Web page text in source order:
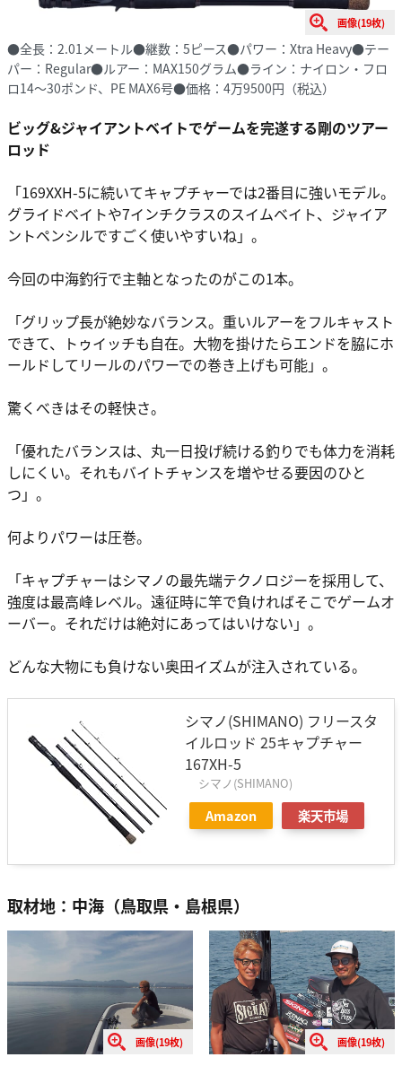
画像(19枚)
●全長：2.01メートル●継数：5ピース●パワー：Xtra Heavy●テー
パー：Regular●ルアー：MAX150グラム●ライン：ナイロン・フロ
ロ14〜30ポンド、PE MAX6号●価格：4万9500円（税込）
ビッグ&ジャイアントベイトでゲームを完遂する剛のツアー
ロッド
「169XXH-5に続いてキャプチャーでは2番目に強いモデル。
グライドベイトや7インチクラスのスイムベイト、ジャイア
ントペンシルですごく使いやすいね」。
今回の中海釣行で主軸となったのがこの1本。
「グリップ長が絶妙なバランス。重いルアーをフルキャスト
できて、トゥイッチも自在。大物を掛けたらエンドを脇にホ
ールドしてリールのパワーでの巻き上げも可能」。
驚くべきはその軽快さ。
「優れたバランスは、丸一日投げ続ける釣りでも体力を消耗
しにくい。それもバイトチャンスを増やせる要因のひと
つ」。
何よりパワーは圧巻。
「キャプチャーはシマノの最先端テクノロジーを採用して、
強度は最高峰レベル。遠征時に竿で負ければそこでゲームオ
ーバー。それだけは絶対にあってはいけない」。
どんな大物にも負けない奥田イズムが注入されている。
シマノ(SHIMANO) フリースタ
イルロッド 25キャプチャー
167XH-5
シマノ(SHIMANO)
Amazon 楽天市場
取材地：中海（鳥取県・島根県）
画像(19枚) 画像(19枚)